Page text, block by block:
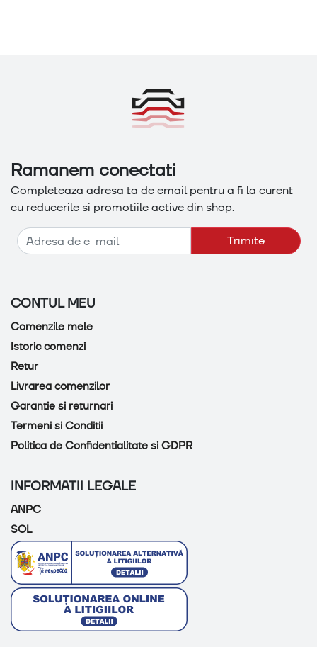
Ramanem conectati
Completeaza adresa ta de email pentru a fi la curent
cu reducerile si promotiile active din shop.
Adresa de e-mail
Trimite
CONTUL MEU
Comenzile mele
Istoric comenzi
Retur
Livrarea comenzilor
Garantie si returnari
Termeni si Conditii
Politica de Confidentialitate si GDPR
INFORMATII LEGALE
ANPC
SOL